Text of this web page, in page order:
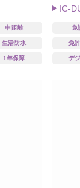
中距離
生活防水
1年保障
IC-
免
免
デ